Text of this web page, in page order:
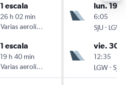
1 escala
26 h 02 min
Varias aerolíneas
1 escala
19 h 40 min
Varias aerolíneas
lun. 19/
6:05
SJU- LGW
vie. 30/
12:35
LGW-SJU